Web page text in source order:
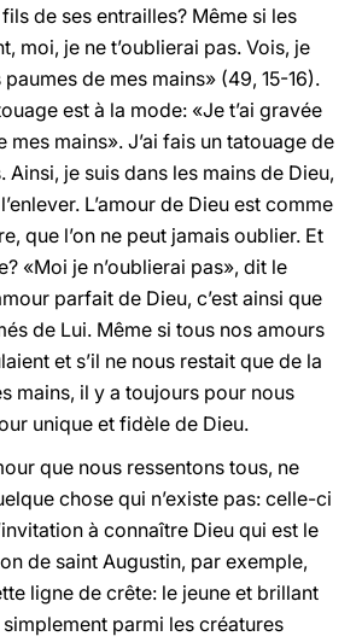
de ses entrailles? Même si les
moi, je ne t’oublierai pas. Vois, je
paumes de mes mains» (49, 15-16).
est à la mode: «Je t’ai gravée
mes mains». J’ai fais un tatouage de
Ainsi, je suis dans les mains de Dieu,
L’amour de Dieu est comme
que l’on ne peut jamais oublier. Et
«Moi je n’oublierai pas», dit le
parfait de Dieu, c’est ainsi que
de Lui. Même si tous nos amours
et s’il ne nous restait que de la
mains, il y a toujours pour nous
unique et fidèle de Dieu.
que nous ressentons tous, ne
chose qui n’existe pas: celle-ci
à connaître Dieu qui est le
de saint Augustin, par exemple,
ligne de crête: le jeune et brillant
parmi les créatures